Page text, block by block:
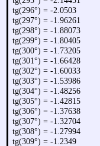
tg(296°) = -2.0503
tg(297°) = -1.96261
tg(298°) = -1.88073
tg(299°) = -1.80405
tg(300°) = -1.73205
tg(301°) = -1.66428
tg(302°) = -1.60033
tg(303°) = -1.53986
tg(304°) = -1.48256
tg(305°) = -1.42815
tg(306°) = -1.37638
tg(307°) = -1.32704
tg(308°) = -1.27994
tg(309°) = -1.2349